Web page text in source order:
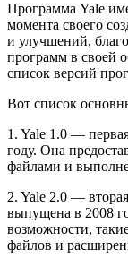
Программа Yale
момента своего
и улучшений,
программ в своей
список версий
Вот список
1. Yale 1.0 —
году. Она
файлами и
2. Yale 2.0 —
выпущена в 2008
возможности,
файлов и